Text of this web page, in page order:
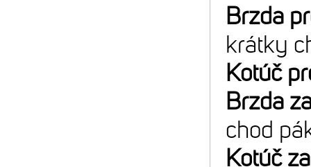
Brzda
krátky
Kotúč
Brzda
chod
Kotúč